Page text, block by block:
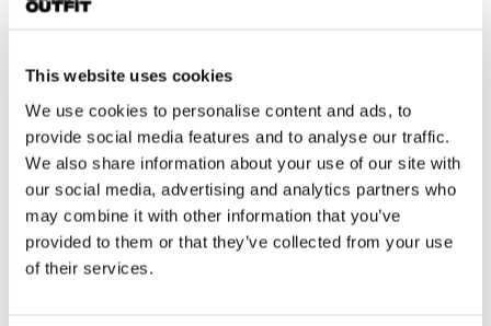
This website uses cookies
We use cookies to personalise content and ads, to
provide social media features and to analyse our traffic.
We also share information about your use of our site with
our social media, advertising and analytics partners who
may combine it with other information that you’ve
provided to them or that they’ve collected from your use
of their services.
Motorhandschoenen heren
Motorlaarzen heren
Motorschoenen heren
Dames